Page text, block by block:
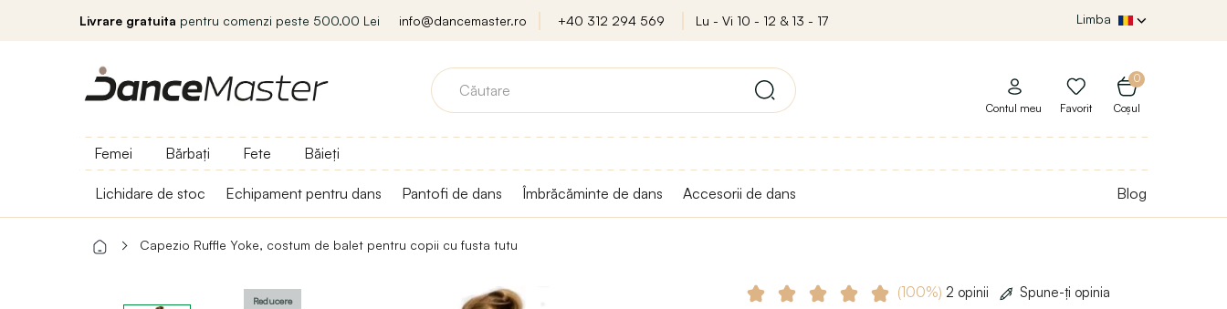
Livrare gratuita pentru comenzi peste 500.00 Lei info@dancemaster.ro +40 312 294 569 Lu - Vi 10 - 12 & 13 - 17 Limba
0
Coșul
Contul meu Favorit
Femei Bărbați Fete Băieți
Lichidare de stoc Echipament pentru dans Pantofi de dans Îmbrăcăminte de dans Accesorii de dans Blog
Capezio Ruffle Yoke, costum de balet pentru copii cu fusta tutu
Reducere
(100%) 2 opinii Spune-ţi opinia